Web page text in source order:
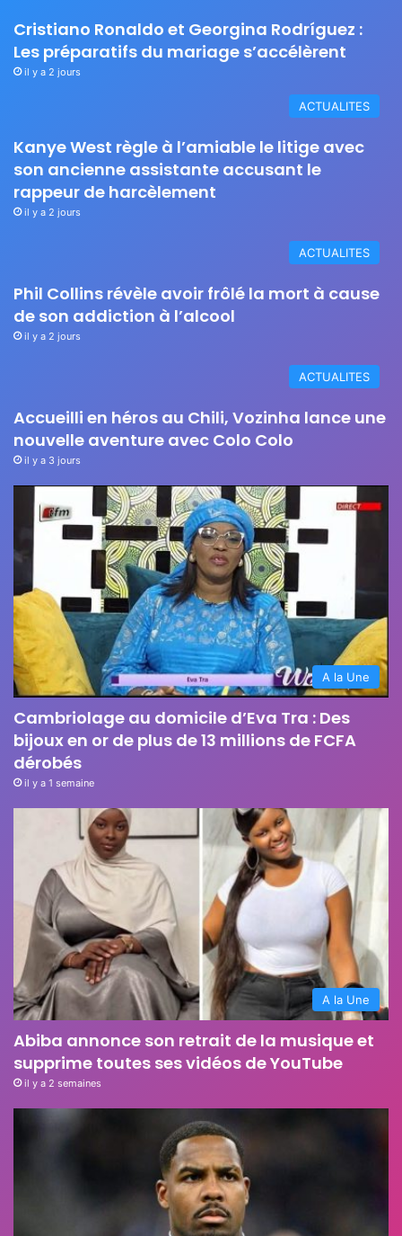
Cristiano Ronaldo et Georgina Rodríguez :
Les préparatifs du mariage s’accélèrent
il y a 2 jours
ACTUALITES
Kanye West règle à l’amiable le litige avec
son ancienne assistante accusant le
rappeur de harcèlement
il y a 2 jours
ACTUALITES
Phil Collins révèle avoir frôlé la mort à cause
de son addiction à l’alcool
il y a 2 jours
ACTUALITES
Accueilli en héros au Chili, Vozinha lance une
nouvelle aventure avec Colo Colo
il y a 3 jours
A la Une
Cambriolage au domicile d’Eva Tra : Des
bijoux en or de plus de 13 millions de FCFA
dérobés
il y a 1 semaine
A la Une
Abiba annonce son retrait de la musique et
supprime toutes ses vidéos de YouTube
il y a 2 semaines